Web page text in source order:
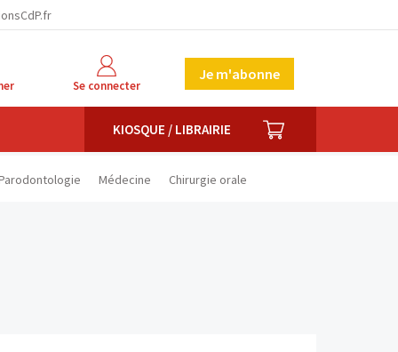
Se connecter
Je m'abonne
KIOSQUE / LIBRAIRIE PANIER
Médecine Chirurgie orale